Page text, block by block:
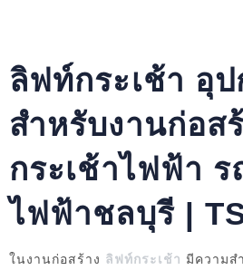
ลิฟท์กระเช้า อุ
สำหรับงานก่อส
กระเช้าไฟฟ้า ร
ไฟฟ้าชลบุรี |
ในงานก่อสร้าง ลิฟท์กระเช้า มีความส